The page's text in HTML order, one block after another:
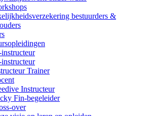
bestuurders &
Trainer
Instructeur
Fin-begeleider
over